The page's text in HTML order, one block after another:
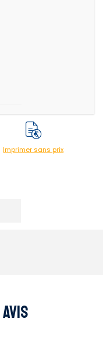
Imprimer sans prix
Avis